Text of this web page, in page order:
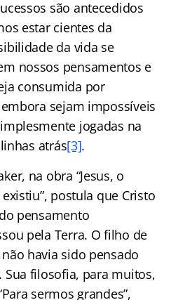
são antecedidos
estar cientes da
da vida se
nossos pensamentos e
consumida por
sejam impossíveis
jogadas na
atrás[3].
na obra “Jesus, o
postula que Cristo
pensamento
pela Terra. O filho de
havia sido pensado
filosofia, para muitos,
sermos grandes”,